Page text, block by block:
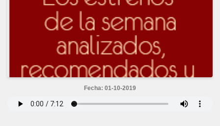
Fecha: 01-10-2019